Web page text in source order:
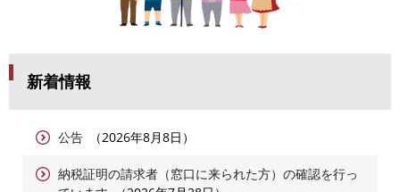
新着情報
公告 2026年8月8日
納税証明の請求者（窓口に来られた方）の確認を行っ